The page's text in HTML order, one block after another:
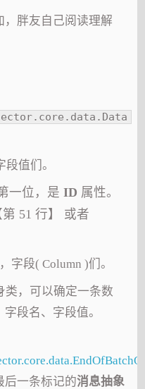
胖友自己阅读理解
值们。
一位，是ID 属性。
第 51 行】 或者
字段( Column )们。
类，可以确定一条数
段名、字段值。
后一条标记的消息抽象